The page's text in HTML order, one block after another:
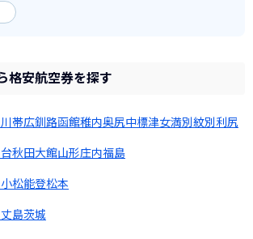
格安航空券を探す
帯広釧路函館稚内奥尻中標津女満別 紋別 利尻
秋田大館山形庄内福島
小松能登松本
島茨城